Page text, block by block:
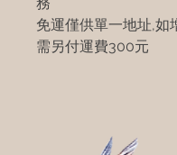
免運僅供單一地址,如
需另付運費300元